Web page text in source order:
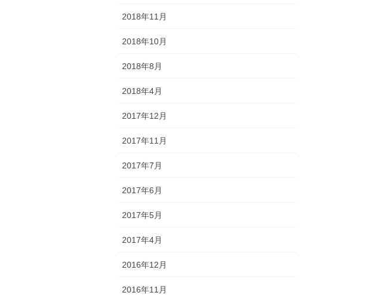
2018年11月
2018年10月
2018年8月
2018年4月
2017年12月
2017年11月
2017年7月
2017年6月
2017年5月
2017年4月
2016年12月
2016年11月